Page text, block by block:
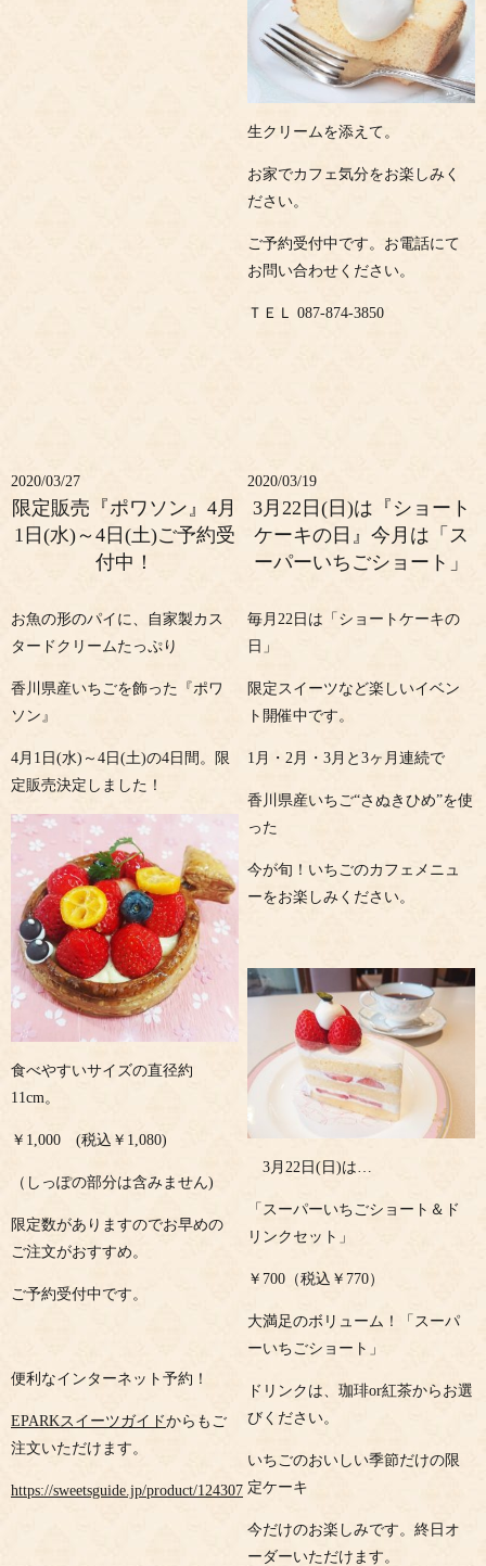
生クリームを添えて。
お家でカフェ気分をお楽しみく
ださい。
ご予約受付中です。お電話にて
お問い合わせください。
ＴＥＬ 087-874-3850
2020/03/27
限定販売『ポワソン』4月
1日(水)～4日(土)ご予約受
付中！
お魚の形のパイに、自家製カス
タードクリームたっぷり
香川県産いちごを飾った『ポワ
ソン』
4月1日(水)～4日(土)の4日間。限
定販売決定しました！
食べやすいサイズの直径約
11cm。
￥1,000 (税込￥1,080)
（しっぽの部分は含みません)
限定数がありますのでお早めの
ご注文がおすすめ。
ご予約受付中です。
便利なインターネット予約！
EPARKスイーツガイドからもご
注文いただけます。
https://sweetsguide.jp/product/124307
2020/03/19
3月22日(日)は『ショート
ケーキの日』今月は「ス
ーパーいちごショート」
毎月22日は「ショートケーキの
日」
限定スイーツなど楽しいイベン
ト開催中です。
1月・2月・3月と3ヶ月連続で
香川県産いちご“さぬきひめ”を使
った
今が旬！いちごのカフェメニュ
ーをお楽しみください。
3月22日(日)は…
「スーパーいちごショート＆ド
リンクセット」
￥700（税込￥770）
大満足のボリューム！「スーパ
ーいちごショート」
ドリンクは、珈琲or紅茶からお選
びください。
いちごのおいしい季節だけの限
定ケーキ
今だけのお楽しみです。終日オ
ーダーいただけます。